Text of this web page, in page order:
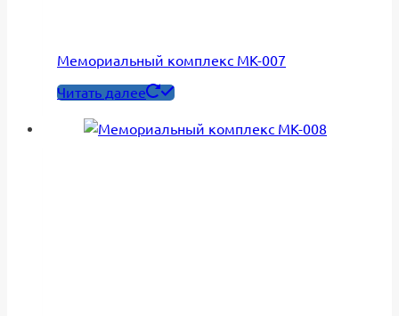
Мемориальный комплекс МК-007
Читать далее